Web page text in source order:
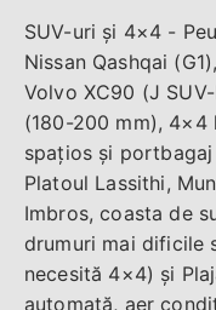
SUV-uri și 4×4 -
Nissan Qashqai
Volvo XC90 (J
(180-200 mm), 4×4
spațios și
Platoul Lassithi,
Imbros, coasta de
drumuri mai dificile
necesită 4×4) și
automată, aer